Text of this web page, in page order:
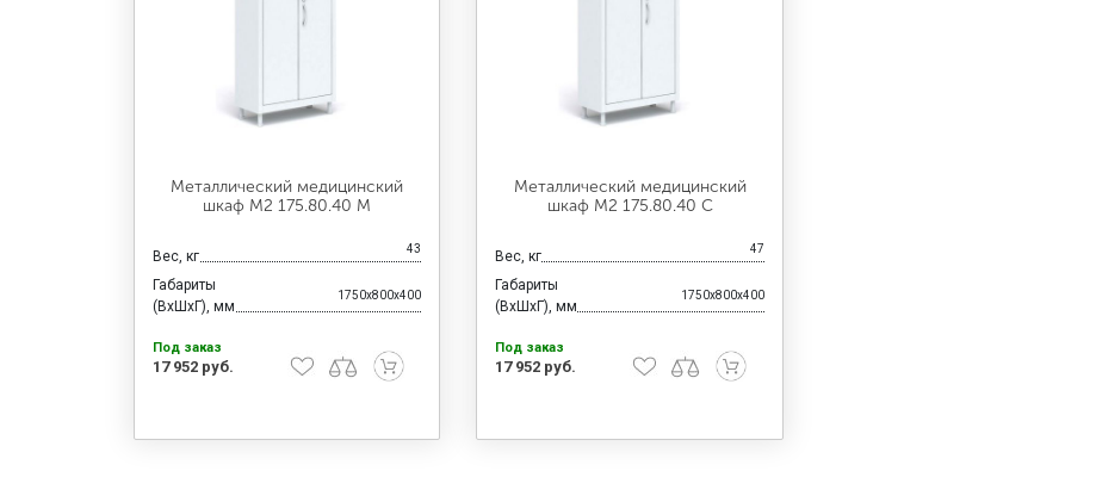
Металлический медицинский
шкаф М2 175.80.40 М
Вес, кг 43
Габариты
(ВхШхГ), мм
1750x800x400
Под заказ
17 952 руб.
Металлический медицинский
шкаф М2 175.80.40 С
Вес, кг 47
Габариты
(ВхШхГ), мм
1750x800x400
Под заказ
17 952 руб.